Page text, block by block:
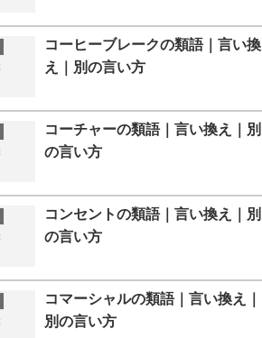
コーヒーブレークの類語｜言い換
え｜別の言い方
コーチャーの類語｜言い換え｜別
の言い方
コンセントの類語｜言い換え｜別
の言い方
コマーシャルの類語｜言い換え｜
別の言い方